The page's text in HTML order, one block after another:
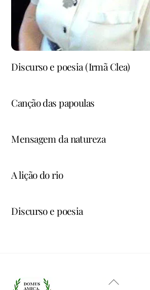
Discurso e poesia (Irmã Clea)
Canção das papoulas
Mensagem da natureza
A lição do rio
Discurso e poesia
Back